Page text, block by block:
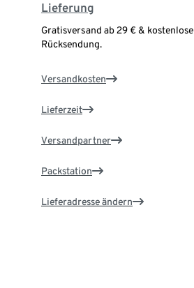
Lieferung
Gratisversand ab 29 € & kostenlose
Rücksendung.
Versandkosten
Lieferzeit
Versandpartner
Packstation
Lieferadresse ändern